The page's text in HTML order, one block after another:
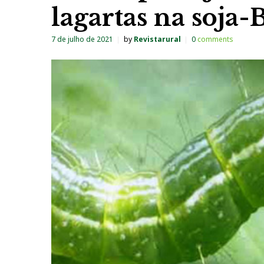
lagartas na soja-
7 de julho de 2021 by Revistarural 0comments